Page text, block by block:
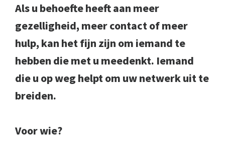
Als u behoefte heeft aan meer
gezelligheid, meer contact of meer
hulp, kan het fijn zijn om iemand te
hebben die met u meedenkt. Iemand
die u op weg helpt om uw netwerk uit te
breiden.
Voor wie?